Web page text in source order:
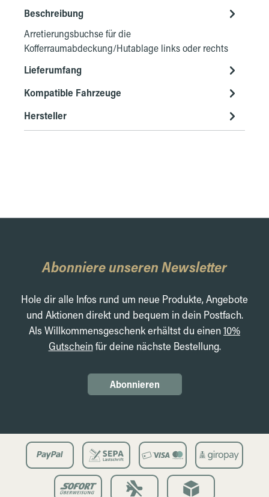
Beschreibung
Arretierungsbuchse für die
Kofferraumabdeckung/Hutablage links oder rechts
Lieferumfang
Kompatible Fahrzeuge
Hersteller
Abonniere unseren Newsletter
Hole dir alle Infos rund um neue Produkte, Angebote
und Aktionen direkt und bequem in dein Postfach.
Als Willkommensgeschenk erhältst du einen10%
Gutscheinfür deine nächste Bestellung.
Abonnieren